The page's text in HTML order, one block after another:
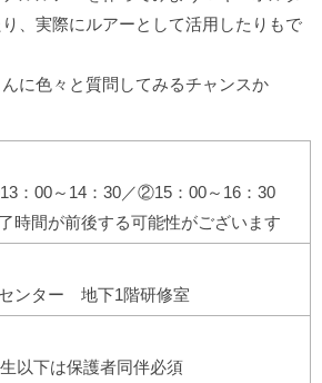
、実際にルアーとして活用したりもで
に色々と質問してみるチャンスか
：00～14：30／②15：00～16：30
時間が前後する可能性がございます
ンター 地下1階研修室
以下は保護者同伴必須